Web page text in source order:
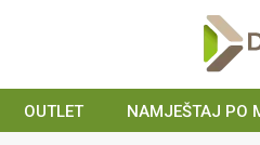
OUTLET NAMJEŠTAJ PO